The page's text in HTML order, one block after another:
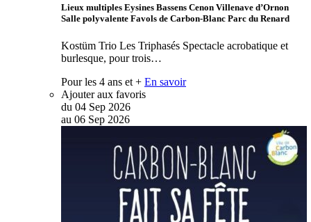
Lieux multiples Eysines Bassens Cenon Villenave d’Ornon
Salle polyvalente Favols de Carbon-Blanc Parc du Renard
Kostüm Trio Les Triphasés Spectacle acrobatique et
burlesque, pour trois…
Pour les 4 ans et + En savoir
Ajouter aux favoris
du 04 Sep 2026
au 06 Sep 2026